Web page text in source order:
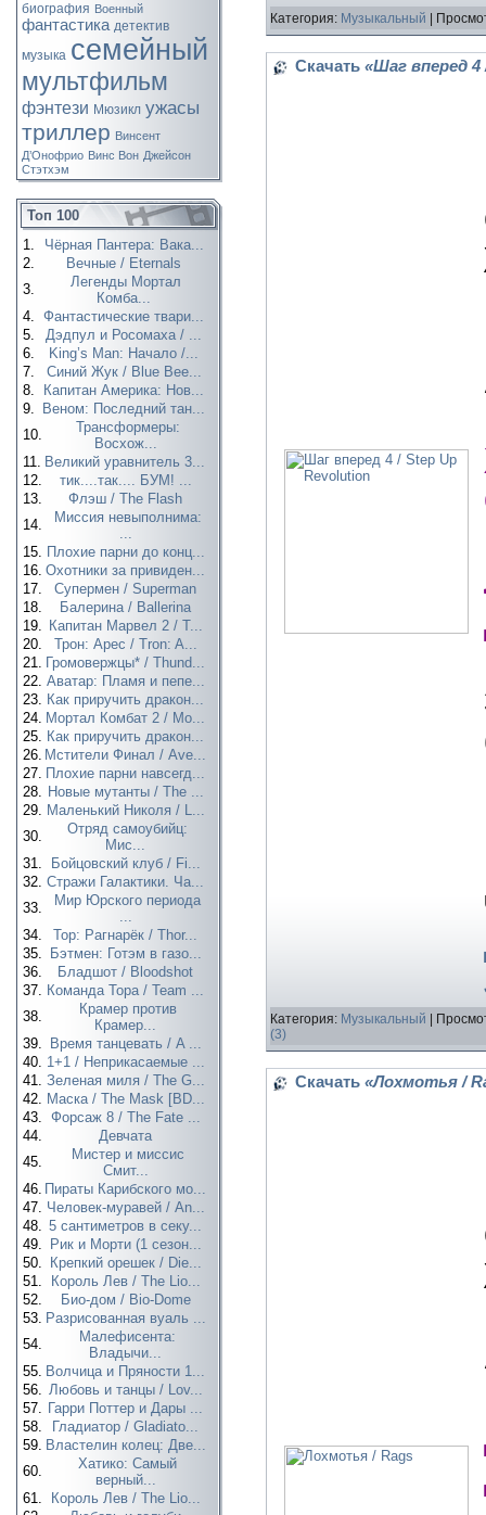
биография Военный
фантастика детектив
музыка семейный
мультфильм
фэнтези Мюзикл ужасы
триллер Винсент
Д’Онофрио Винс Вон Джейсон
Стэтхэм
Топ 100
1.
Чёрная Пантера: Вака...
2.
Вечные / Eternals
3.
Легенды Мортал
Комба...
4. Фантастические твари...
5.
Дэдпул и Росомаха / ...
6.
King’s Man: Начало /...
7.
Синий Жук / Blue Bee...
8.
Капитан Америка: Нов...
9.
Веном: Последний тан...
10.
Трансформеры:
Восхож...
11. Великий уравнитель 3...
12.
тик....так.... БУМ! ...
13.
Флэш / The Flash
14.
Миссия невыполнима:
...
15. Плохие парни до конц...
16. Охотники за привиден...
17.
Супермен / Superman
18.
Балерина / Ballerina
19. Капитан Марвел 2 / T...
20.
Трон: Арес / Tron: A...
21. Громовержцы* / Thund...
22. Аватар: Пламя и пепе...
23. Как приручить дракон...
24. Мортал Комбат 2 / Mo...
25. Как приручить дракон...
26. Мстители Финал / Ave...
27. Плохие парни навсегд...
28. Новые мутанты / The ...
29. Маленький Николя / L...
30.
Отряд самоубийц:
Мис...
31.
Бойцовский клуб / Fi...
32. Стражи Галактики. Ча...
33.
Мир Юрского периода
...
34.
Тор: Рагнарёк / Thor...
35.
Бэтмен: Готэм в газо...
36.
Бладшот / Bloodshot
37. Команда Тора / Team ...
38.
Крамер против
Крамер...
39.
Время танцевать / A ...
40. 1+1 / Неприкасаемые ...
41. Зеленая миля / The G...
42. Маска / The Mask [BD...
43. Форсаж 8 / The Fate ...
44.
Девчата
45.
Мистер и миссис
Смит...
46. Пираты Карибского мо...
47. Человек-муравей / An...
48. 5 сантиметров в секу...
49.
Рик и Морти (1 сезон...
50.
Крепкий орешек / Die...
51.
Король Лев / The Lio...
52.
Био-дом / Bio-Dome
53. Разрисованная вуаль ...
54.
Малефисента:
Владычи...
55. Волчица и Пряности 1...
56. Любовь и танцы / Lov...
57. Гарри Поттер и Дары ...
58.
Гладиатор / Gladiato...
59. Властелин колец: Две...
60.
Хатико: Самый
верный...
61.
Король Лев / The Lio...
Категория: Музыкальный |
Скачать «Шаг вперед 4
Категория: Музыкальный |
(3)
Скачать «Лохмотья /